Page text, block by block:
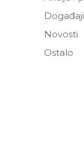
Događaji
Novosti
Ostalo